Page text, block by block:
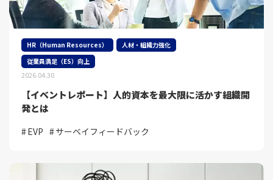
HR（Human Resources）
人材・組織力強化
従業員満足（ES）向上
2026.04.30
【イベントレポート】人的資本を最大限に活かす組織開
発とは
EVP サーベイフィードバック